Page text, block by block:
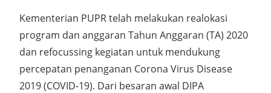
Kementerian PUPR telah melakukan realokasi
program dan anggaran Tahun Anggaran (TA) 2020
dan refocussing kegiatan untuk mendukung
percepatan penanganan Corona Virus Disease
2019 (COVID-19). Dari besaran awal DIPA